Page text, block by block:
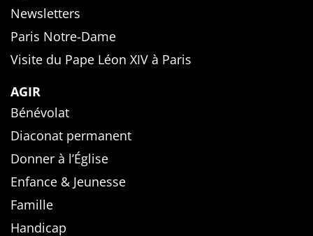
Newsletters
Paris Notre-Dame
Visite du Pape Léon XIV à Paris
AGIR
Bénévolat
Diaconat permanent
Donner à l’Église
Enfance & Jeunesse
Famille
Handicap